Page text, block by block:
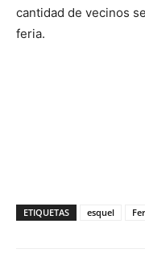
cantidad de vecinos
feria.
ETIQUETAS esquel